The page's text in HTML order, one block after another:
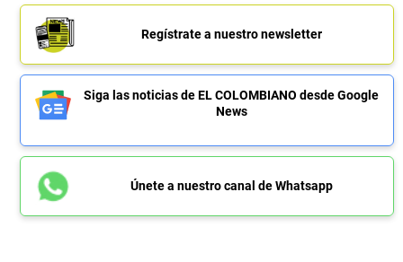
Regístrate a nuestro newsletter
Siga las noticias de EL COLOMBIANO desde Google
News
Únete a nuestro canal de Whatsapp